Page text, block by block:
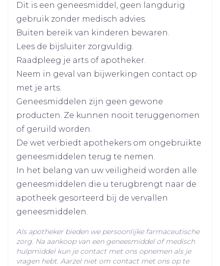
Een combinatie van hallucinaties, koorts,
rusteloosheid, tremor en zweten.
Breedte 58 mm
Lengte
Diepte 30 mm
Ingrediënten
rasagiline mesilaat
Behoud
Kamertemperatuur (15°C -
25°C)
Dit is een geneesmiddel, geen langdurig
gebruik zonder medisch advies.
Buiten bereik van kinderen bewaren.
Lees de bijsluiter zorgvuldig.
Raadpleeg je arts of apotheker.
Neem in geval van bijwerkingen contact op
met je arts.
Geneesmiddelen zijn geen gewone
producten. Ze kunnen nooit teruggenomen
of geruild worden.
De wet verbiedt apothekers om ongebruikte
geneesmiddelen terug te nemen.
In het belang van uw veiligheid worden alle
geneesmiddelen die u terugbrengt naar de
apotheek gesorteerd bij de vervallen
geneesmiddelen.
Als apotheker bieden we persoonlijke farmaceutische
zorg. Na aankoop van een geneesmiddel of medisch
hulpmiddel kun je contact met ons opnemen als je
vragen hebt. Aarzel niet om contact met ons op te